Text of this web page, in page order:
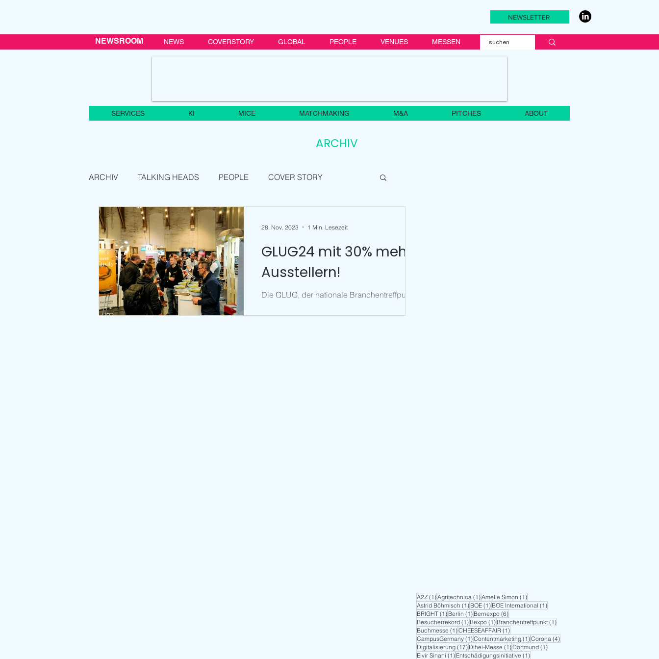
NEWSLETTER
NEWS COVERSTORY GLOBAL PEOPLE VENUES MESSEN
NEWSROOM
SERVICES KI MICE MATCHMAKING M&A PITCHES ABOUT
ARCHIV
ARCHIV TALKING HEADS PEOPLE COVER STORY
SMARTCAST VENUE GLOBAL
DEUTSCHLAND NEWS NEWSROOMGLUG24 mit 30% mehr
Ausstellern!
Die GLUG, der nationale Branchentreffpunkt
Februar 2024 in der Alten Reithalle Aarau
28. Nov. 2023 1 Min. Lesezeit
A2Z (1)1 Beitrag
Agritechnica (1)1 Beitrag
Amelie Simon (1)1 Beitrag
Astrid Böhmisch (1)1 Beitrag
BOE (1)1 Beitrag
BOE International (1)1 Beitrag
BRIGHT (1)1 Beitrag
Berlin (1)1 Beitrag
Bernexpo (6)6 Beiträge
Besucherrekord (1)1 Beitrag
Bexpo (1)1 Beitrag
Branchentreffpunkt (1)1 Beitrag
Buchmesse (1)1 Beitrag
CHEESEAFFAIR (1)1 Beitrag
CampusGermany (1)1 Beitrag
Contentmarketing (1)1 Beitrag
Corona (4)4 Beiträge
Digitalisierung (17)17 Beiträge
Dihei-Messe (1)1 Beitrag
Dortmund (1)1 Beitrag
Elvir Sinani (1)1 Beitrag
Entschädigungsinitiative (1)1 Beitrag